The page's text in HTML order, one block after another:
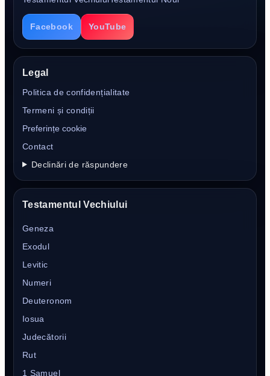
Facebook YouTube
Legal
Politica de confidențialitate
Termeni și condiții
Preferințe cookie
Contact
Declinări de răspundere
Testamentul Vechiului
Geneza
Exodul
Levitic
Numeri
Deuteronom
Iosua
Judecătorii
Rut
1 Samuel